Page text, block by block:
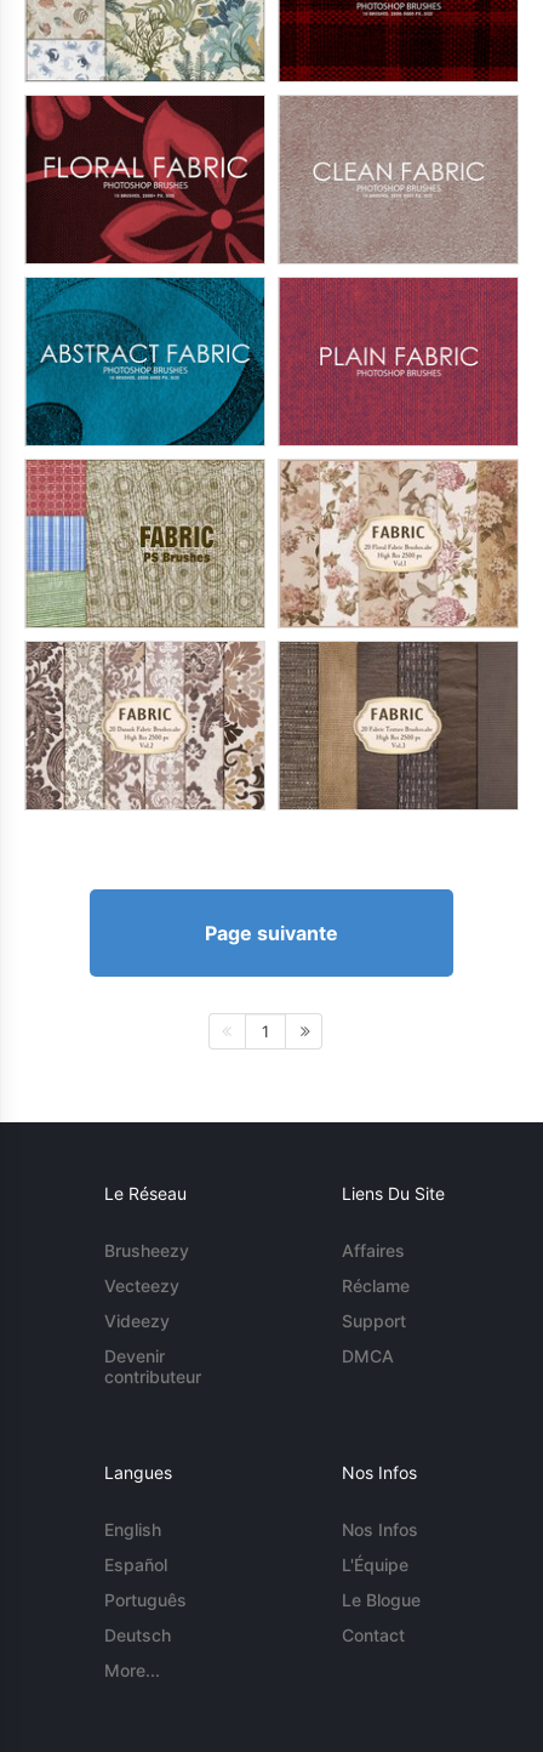
Page suivante
1
Le Réseau
Brusheezy
Vecteezy
Videezy
Devenir
contributeur
Liens Du Site
Affaires
Réclame
Support
DMCA
Langues
English
Español
Português
Deutsch
More...
Nos Infos
Nos Infos
L'Équipe
Le Blogue
Contact